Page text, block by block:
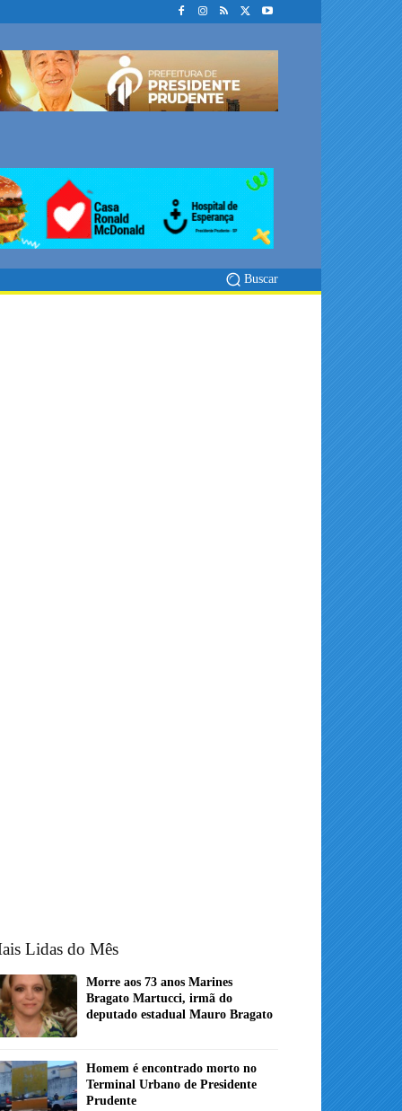
Buscar
Lidas do Mês
Morre aos 73 anos Marines
Bragato Martucci, irmã do
deputado estadual Mauro Bragato
Homem é encontrado morto no
Terminal Urbano de Presidente
Prudente